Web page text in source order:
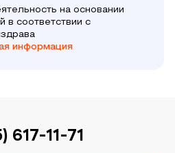
на основании
в соответствии с
информация
617-11-71